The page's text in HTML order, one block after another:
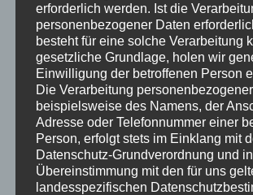
Einzelne von uns kann was tun – jetzt sofort!
mal weg vom ewigen „Schwarz-Weiss-
Ergebnis auch in der Vielzahl der kleinen
und umsetzen. Den Weg bewußt gehen, stetig
werden. Kleinwindenergieanlagen sind nur
Sehen sicher auch nicht schön aus, sind aber
sichtbar. Tun aber was sie sollen: Energie
wenn wir wollen, lässt sich was bewegen.
Sie als eifriger Leser meines Blogs wissen das,
Energie ist die, die wir gar nicht erst
erforderlich werden. Ist die
personenbezogener Daten
besteht für eine solche Verarbeitung
gesetzliche Grundlage, holen wir
Einwilligung der betroffenen Person
Die Verarbeitung personenbezogener
beispielsweise des Namens, der
Adresse oder Telefonnummer einer
Person, erfolgt stets im Einklang mit
Datenschutz-Grundverordnung und in
Übereinstimmung mit den für uns
landesspezifischen